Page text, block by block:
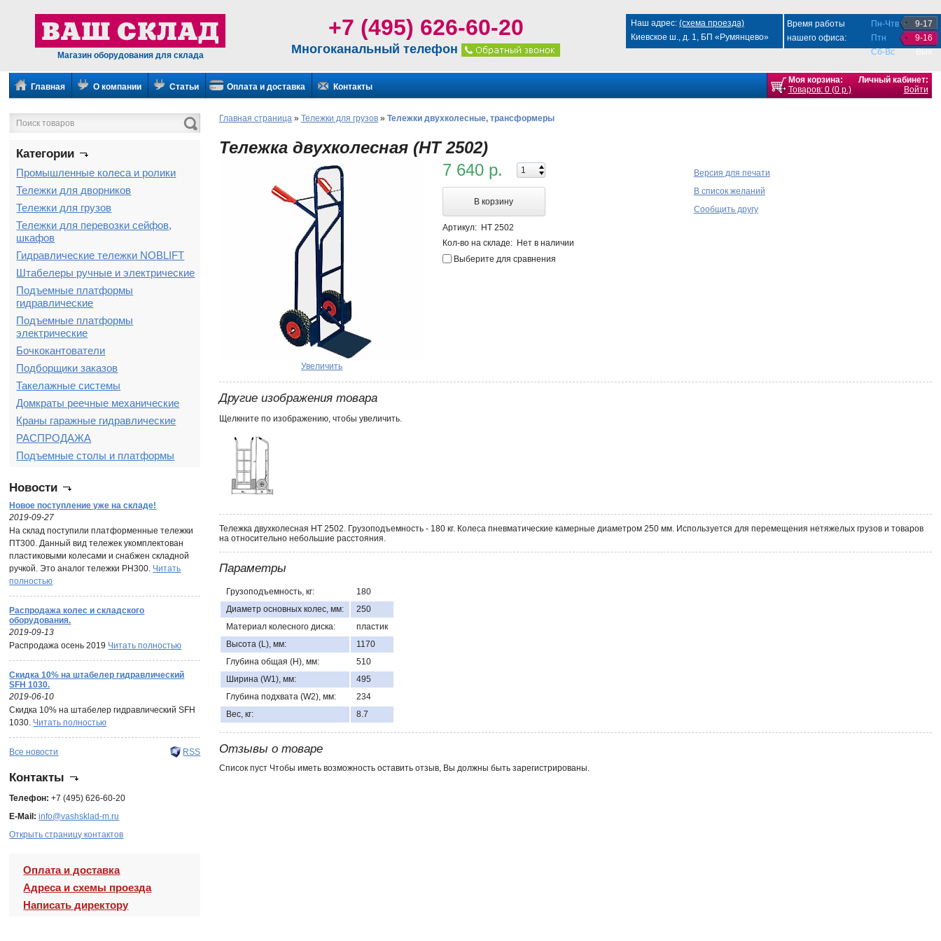
Магазин оборудования для склада
+7 (495) 626-60-20
Многоканальный телефон
Время работы
нашего офиса:
Пн-Чтв
Птн
Сб-Вс
9-17
9-16
Наш адрес: (схема проезда)
Киевское ш., д. 1, БП «Румянцево»
Главная О компании Статьи Оплата и доставка Контакты
Моя корзина:
Товаров: 0 (0 р.)
Личный кабинет:
Войти
Категории
Промышленные колеса и ролики
Тележки для дворников
Тележки для грузов
Тележки для перевозки сейфов,
шкафов
Гидравлические тележки NOBLIFT
Штабелеры ручные и электрические
Подъемные платформы
гидравлические
Подъемные платформы
электрические
Бочкокантователи
Подборщики заказов
Такелажные системы
Домкраты реечные механические
Краны гаражные гидравлические
РАСПРОДАЖА
Подъемные столы и платформы
Новости
Новое поступление уже на складе!
2019-09-27
На склад поступили платформенные тележки
ПТ300. Данный вид тележек укомплектован
пластиковыми колесами и снабжен складной
ручкой. Это аналог тележки PH300. Читать
полностью
Распродажа колес и складского
оборудования.
2019-09-13
Распродажа осень 2019 Читать полностью
Скидка 10% на штабелер гидравлический
SFH 1030.
2019-06-10
Скидка 10% на штабелер гидравлический SFH
1030. Читать полностью
Все новости RSS
Контакты
Телефон: +7 (495) 626-60-20
E-Mail: info@vashsklad-m.ru
Открыть страницу контактов
Оплата и доставка
Адреса и схемы проезда
Написать директору
Главная страница » Тележки для грузов » Тележки двухколесные, трансформеры
Тележка двухколесная (НТ 2502)
Увеличить
7 640 р.
В корзину
Артикул: НТ 2502
Кол-во на складе: Нет в наличии
Выберите для сравнения
Версия для печати
В список желаний
Сообщить другу
Другие изображения товара
Щелкните по изображению, чтобы увеличить.
Тележка двухколесная НТ 2502. Грузоподъемность - 180 кг. Колеса пневматические камерные диаметром 250 мм. Используется для перемещения нетяжелых грузов и товаров
на относительно небольшие расстояния.
Параметры
Грузоподъемность, кг:
180
Диаметр основных колес, мм:
250
Материал колесного диска:
пластик
Высота (L), мм:
1170
Глубина общая (Н), мм:
510
Ширина (W1), мм:
495
Глубина подхвата (W2), мм:
234
Вес, кг:
8.7
Отзывы о товаре
Список пуст Чтобы иметь возможность оставить отзыв, Вы должны быть зарегистрированы.